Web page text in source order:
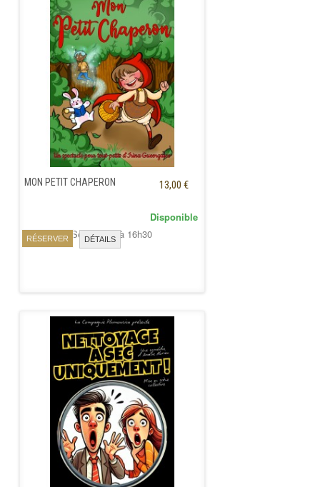
MON PETIT CHAPERON 13,00 €
RÉSERVER DÉTAILS
Disponible
Samedi 26 Septembre à 16h30